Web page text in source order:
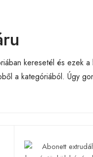
keresetél és ezek
a kategóriából. Úgy